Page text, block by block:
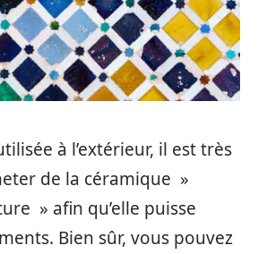
à l’extérieur, il est très
de la céramique »
» afin qu’elle puisse
Bien sûr, vous pouvez